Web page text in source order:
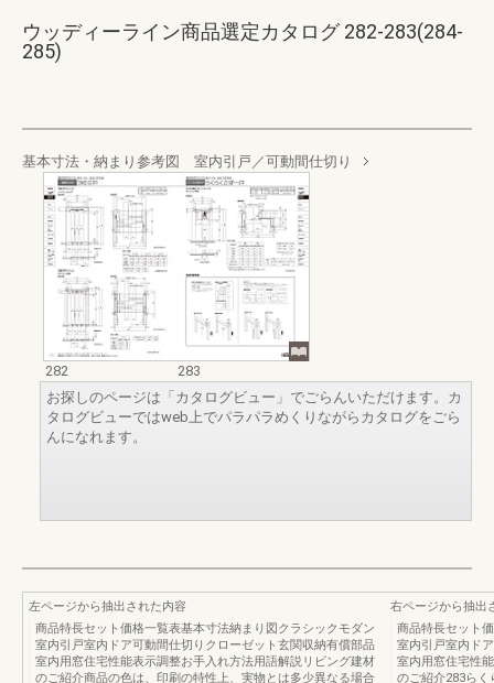
ウッディーライン商品選定カタログ 282-283(284-
285)
基本寸法・納まり参考図 室内引戸／可動間仕切り
282
283
お探しのページは「カタログビュー」でごらんいただけます。カ
タログビューではweb上でパラパラめくりながらカタログをごら
んになれます。
左ページから抽出された内容
商品特長セット価格一覧表基本寸法納まり図クラシックモダン
室内引戸室内ドア可動間仕切りクローゼット玄関収納有償部品
室内用窓住宅性能表示調整お手入れ方法用語解説リビング建材
のご紹介商品の色は、印刷の特性上、実物とは多少異なる場合
右ページから抽出
商品特長セット
室内引戸室内ド
室内用窓住宅性
のご紹介283らく